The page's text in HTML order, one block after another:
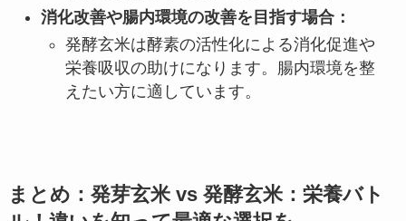
消化改善や腸内環境の改善を目指す場合：
発酵玄米は酵素の活性化による消化促進や
栄養吸収の助けになります。腸内環境を整
えたい方に適しています。
まとめ：発芽玄米 vs 発酵玄米：栄養バト